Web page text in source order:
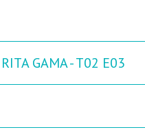
GAMA - T02 E03